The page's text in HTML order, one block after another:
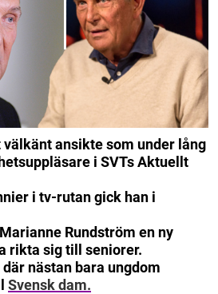
ansikte som under lång
i SVTs Aktuellt
i tv-rutan gick han i
Rundström en ny
rikta sig till seniorer.
nästan bara ungdom
Svensk dam.